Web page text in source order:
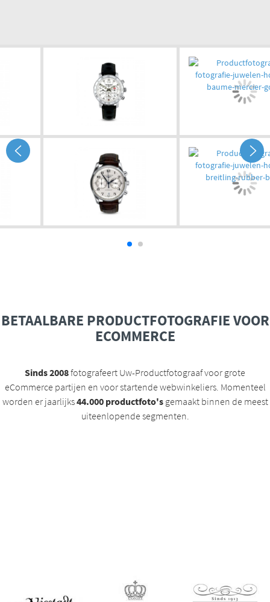
BETAALBARE PRODUCTFOTOGRAFIE VOOR
ECOMMERCE
Sinds 2008fotografeert Uw-Productfotograaf voor grote
eCommerce partijen en voor startende webwinkeliers. Momenteel
worden er jaarlijks44.000 productfoto'sgemaakt binnen de meest
uiteenlopende segmenten.